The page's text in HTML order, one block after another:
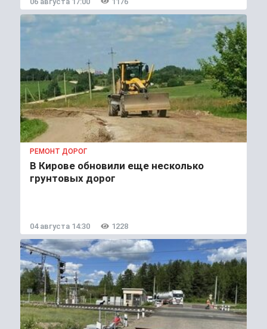
РЕМОНТ ДОРОГ
В Кирове обновили еще несколько
грунтовых дорог
04 августа 14:30 1228